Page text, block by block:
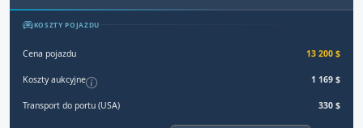
KOSZTY POJAZDU
Cena pojazdu 13 200 $
Koszty aukcyjne 1 169 $
Transport do portu (USA) 330 $